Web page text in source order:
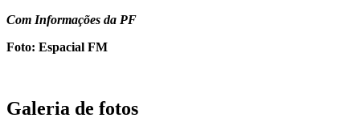
Com Informações da PF
Foto: Espacial FM
Galeria de fotos